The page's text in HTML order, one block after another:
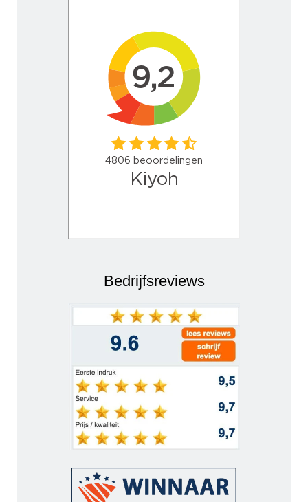
Bedrijfsreviews